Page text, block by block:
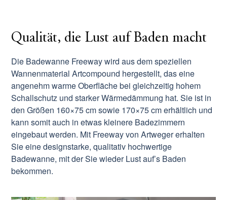
Qualität, die Lust auf Baden macht
Die Badewanne Freeway wird aus dem speziellen
Wannenmaterial Artcompound hergestellt, das eine
angenehm warme Oberfläche bei gleichzeitig hohem
Schallschutz und starker Wärmedämmung hat. Sie ist in
den Größen 160×75 cm sowie 170×75 cm erhältlich und
kann somit auch in etwas kleinere Badezimmern
eingebaut werden. Mit Freeway von Artweger erhalten
Sie eine designstarke, qualitativ hochwertige
Badewanne, mit der Sie wieder Lust auf’s Baden
bekommen.